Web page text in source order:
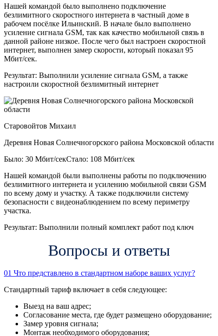
Нашей командой было выполнено подключение
безлимитного скоростного интернета в частный доме в
рабочем посёлке Ильинский. В начале было выполнено
усиление сигнала GSM, так как качество мобильной связь в
данной районе низкое. После чего был настроен скоростной
интернет, выполнен замер скорости, который показал 95
Мбит/сек.
Результат: Выполнили усиление сигнала GSM, а также
настроили скоростной безлимитный интернет
Старовойтов Михаил
Деревня Новая Солнечногорского района Московской области
Было: 30 Мбит/секСтало: 108 Мбит/сек
Нашей командой были выполнены работы по подключению
безлимитного интернета и усилению мобильной связи GSM
по всему дому и участку. А также подключили систему
безопасности с видеонаблюдением по всему периметру
участка.
Результат: Выполнили полный комплект работ под ключ
Вопросы и ответы
01 Что представлено в стандартном наборе ваших услуг?
Стандартный тариф включает в себя следующее:
Выезд на ваш адрес;
Согласование места, где будет размещено оборудование;
Замер уровня сигнала;
Монтаж необходимого оборудования;